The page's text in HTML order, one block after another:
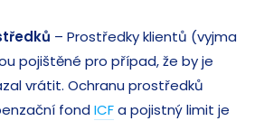
– Prostředky klientů (vyjma
pojištěné pro případ, že by je
vrátit. Ochranu prostředků
fondICFa pojistný limit je